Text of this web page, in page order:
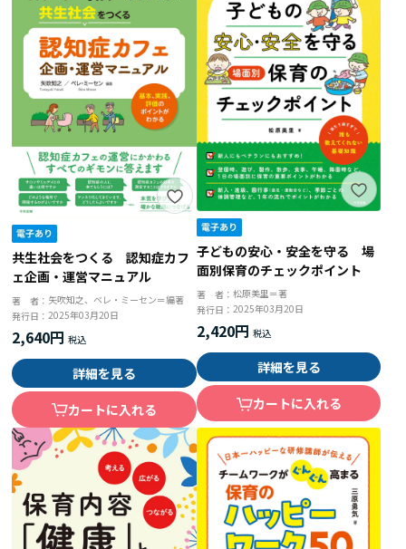
共生社会をつくる 認知症カフ
ェ企画・運営マニュアル
著 者： 矢吹知之、ベレ・ミーセン＝編著
発行日：2025年03月20日
2,640円
詳細を見る
カートに入れる
子どもの安心・安全を守る 場
面別保育のチェックポイント
著 者： 松原美里＝著
発行日： 2025年03月20日
2,420円
詳細を見る
カートに入れる